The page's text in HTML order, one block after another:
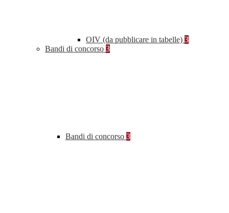
OIV (da pubblicare in tabelle) 3
Bandi di concorso 3
Bandi di concorso 3